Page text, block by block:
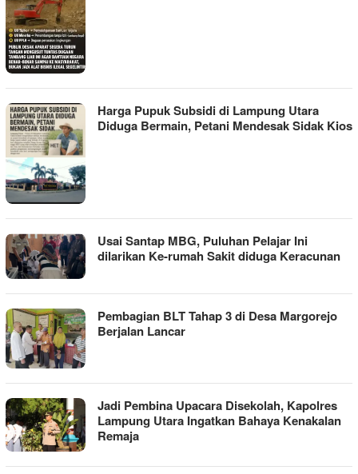
Harga Pupuk Subsidi di Lampung Utara
Diduga Bermain, Petani Mendesak Sidak Kios
Usai Santap MBG, Puluhan Pelajar Ini
dilarikan Ke-rumah Sakit diduga Keracunan
Pembagian BLT Tahap 3 di Desa Margorejo
Berjalan Lancar
Jadi Pembina Upacara Disekolah, Kapolres
Lampung Utara Ingatkan Bahaya Kenakalan
Remaja